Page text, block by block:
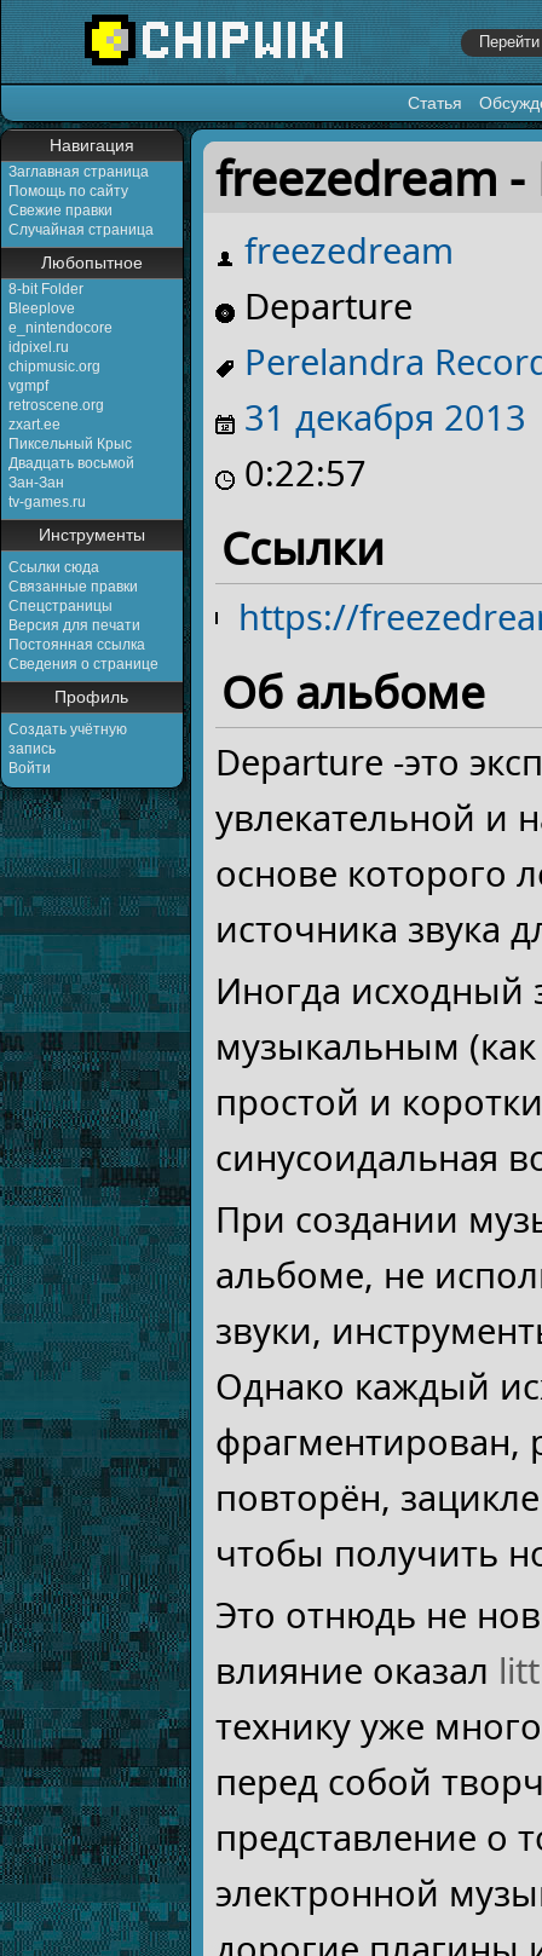
Статья
Навигация
Заглавная страница
Помощь по сайту
Свежие правки
Случайная страница
Любопытное
8-bit Folder
Bleeplove
e_nintendocore
idpixel.ru
chipmusic.org
vgmpf
retroscene.org
zxart.ee
Пиксельный Крыс
Двадцать восьмой
Зан-Зан
tv-games.ru
Инструменты
Ссылки сюда
Связанные правки
Спецстраницы
Версия для печати
Постоянная ссылка
Сведения о странице
Профиль
Создать учётную
запись
Войти
Перейти к:навигация,поиск
freezedream
freezedream
Departure
Perelandra
31 декабря 2013
0:22:57
Ссылки
https://
Об альбоме
Departure -это
увлекательной и
основе которого
источника звука
Иногда исходный
музыкальным (как
простой и
синусоидальная
При создании
альбоме, не
звуки,
Однако каждый
фрагментирован,
повторён,
чтобы получить
Это отнюдь не
влияние оказал
технику уже
перед собой
представление о
электронной